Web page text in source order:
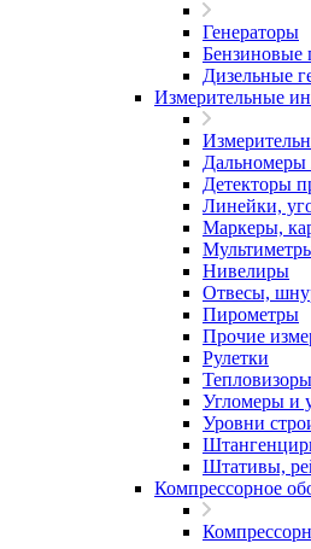
Генераторы
Бензиновые
Дизельные
Измерительные
Дальномеры
Детекторы
Линейки,
Маркеры,
Нивелиры
Отвесы,
Пирометры
Прочие
Рулетки
Тепловизоры
Угломеры и
Уровни
Штативы,
Компрессорное